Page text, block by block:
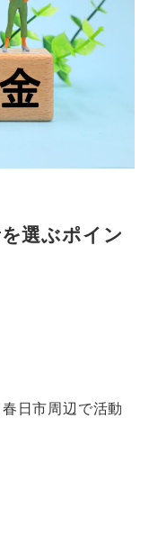
選ぶポイン
日市周辺で活動